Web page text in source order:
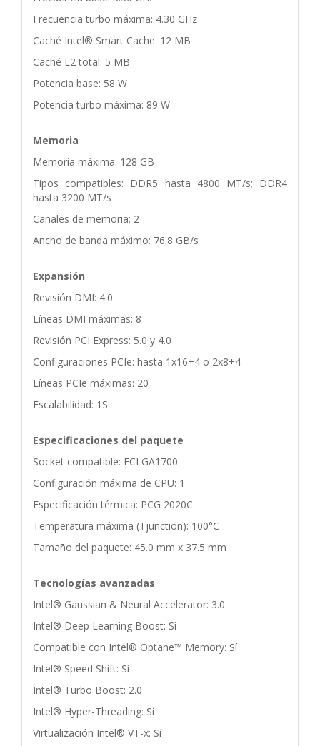
Frecuencia turbo máxima: 4.30 GHz
Caché Intel® Smart Cache: 12 MB
Caché L2 total: 5 MB
Potencia base: 58 W
Potencia turbo máxima: 89 W
Memoria
Memoria máxima: 128 GB
Tipos compatibles: DDR5 hasta 4800 MT/s; DDR4
hasta 3200 MT/s
Canales de memoria: 2
Ancho de banda máximo: 76.8 GB/s
Expansión
Revisión DMI: 4.0
Líneas DMI máximas: 8
Revisión PCI Express: 5.0 y 4.0
Configuraciones PCIe: hasta 1x16+4 o 2x8+4
Líneas PCIe máximas: 20
Escalabilidad: 1S
Especificaciones del paquete
Socket compatible: FCLGA1700
Configuración máxima de CPU: 1
Especificación térmica: PCG 2020C
Temperatura máxima (Tjunction): 100°C
Tamaño del paquete: 45.0 mm x 37.5 mm
Tecnologías avanzadas
Intel® Gaussian & Neural Accelerator: 3.0
Intel® Deep Learning Boost: Sí
Compatible con Intel® Optane™ Memory: Sí
Intel® Speed Shift: Sí
Intel® Turbo Boost: 2.0
Intel® Hyper-Threading: Sí
Virtualización Intel® VT-x: Sí